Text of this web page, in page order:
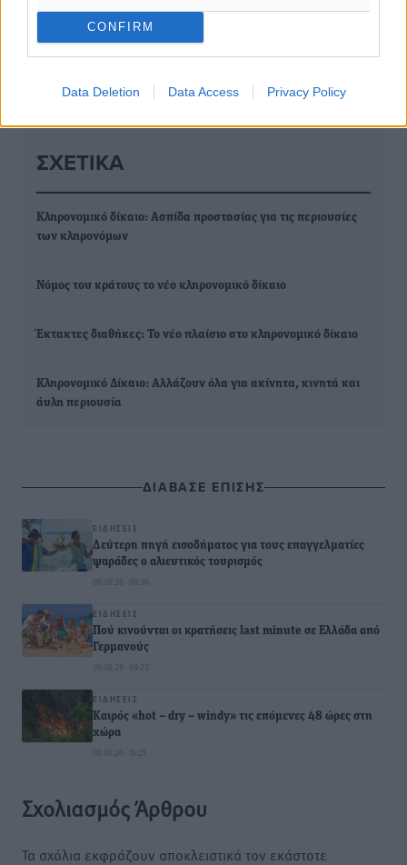
CONFIRM
Data Deletion Data Access Privacy Policy
0
ΣΧΕΤΙΚΆ
Κληρονομικό δίκαιο: Ασπίδα προστασίας για τις περιουσίες
των κληρονόμων
Νόμος του κράτους το νέο κληρονομικό δίκαιο
Έκτακτες διαθήκες: Το νέο πλαίσιο στο κληρονομικό δίκαιο
Κληρονομικό Δίκαιο: Αλλάζουν όλα για ακίνητα, κινητά και
άυλη περιουσία
ΔΙΑΒΑΣΕ ΕΠΙΣΗΣ
ΕΙΔΉΣΕΙΣ
Δεύτερη πηγή εισοδήματος για τους επαγγελματίες
ψαράδες ο αλιευτικός τουρισμός
09.08.26 · 09:36
ΕΙΔΉΣΕΙΣ
Πού κινούνται οι κρατήσεις last minute σε Ελλάδα από
Γερμανούς
09.08.26 · 09:23
ΕΙΔΉΣΕΙΣ
Καιρός «hot – dry – windy» τις επόμενες 48 ώρες στη
χώρα
08.08.26 · 19:21
Σχολιασμός Άρθρου
Τα σχόλια εκφράζουν αποκλειστικά τον εκάστοτε